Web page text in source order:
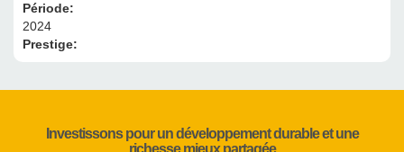
Période:
2024
Prestige:
Investissons pour un développement durable et une